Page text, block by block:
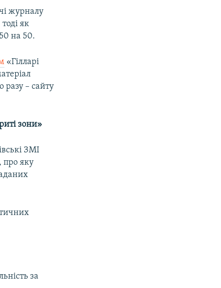
журналу
як
на 50.
«Гілларі
разу – сайту
зони»
ЗМІ
про яку
за